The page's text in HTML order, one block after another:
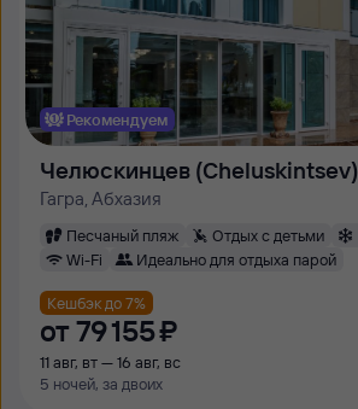
Рекомендуем
Челюскинцев (Cheluskintsev)
Гагра, Абхазия
Песчаный пляж Отдых с детьми
Wi-Fi
Идеально для отдыха парой
Кешбэк до 7%
от 79 ⁠155 ⁠₽
11 авг, вт — 16 авг, вс
5 ночей, за двоих